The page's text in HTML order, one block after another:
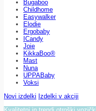
Bugaboo
Childhome
Easywalker
Elodie
Ergobaby
ICandy
Joie
KikkaBoo®
Mast
Nuna
UPPABaby
Voksi
Novi izdelki Izdelki v akciji